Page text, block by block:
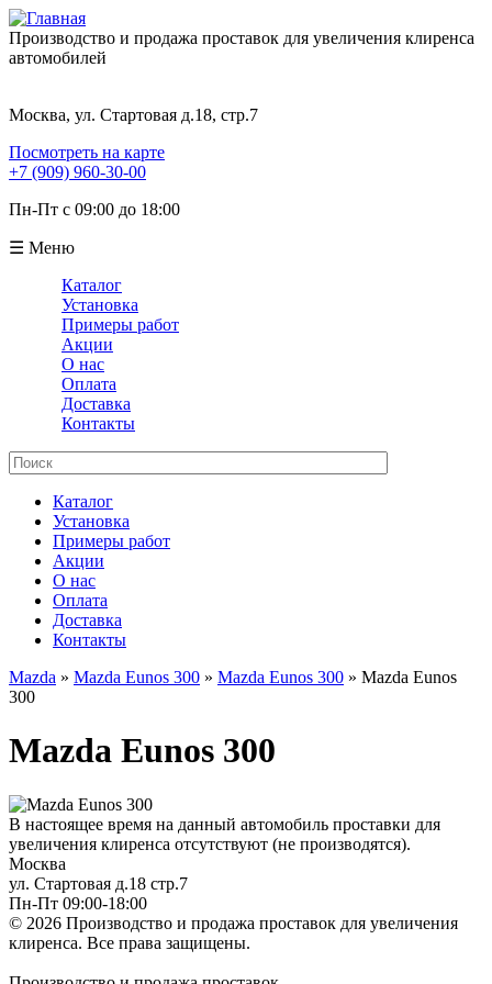
Производство и продажа проставок для увеличения клиренса
автомобилей
Москва, ул. Стартовая д.18, стр.7
Посмотреть на карте
+7 (909) 960-30-00
Пн-Пт с 09:00 до 18:00
☰ Меню
Каталог
Установка
Примеры работ
Акции
О нас
Оплата
Доставка
Контакты
Поиск
Каталог
Установка
Примеры работ
Акции
О нас
Оплата
Доставка
Контакты
Mazda » Mazda Eunos 300 » Mazda Eunos 300 » Mazda Eunos
300
Mazda Eunos 300
В настоящее время на данный автомобиль проставки для
увеличения клиренса отсутствуют (не производятся).
Москва
ул. Стартовая д.18 стр.7
Пн-Пт 09:00-18:00
© 2026 Производство и продажа проставок для увеличения
клиренса. Все права защищены.